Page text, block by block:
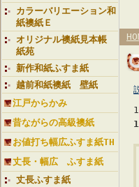
カラーバリエーション和
紙襖紙Ｅ
オリジナル襖紙見本帳
紙苑
新作和紙ふすま紙
越前和紙襖紙 壁紙
江戸からかみ
昔ながらの高級襖紙
お値打ち幅広ふすま紙TH
丈長・幅広 ふすま紙
丈長ふすま紙
1